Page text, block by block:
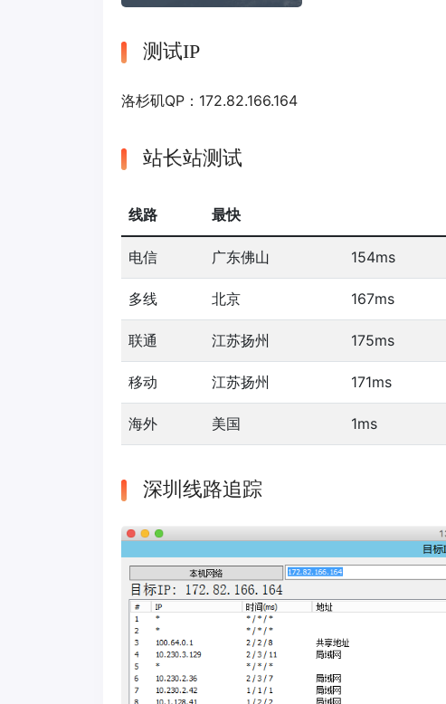
测试IP
洛杉矶QP：172.82.166.164
站长站测试
线路 最快
电信 广东佛山 154ms
多线 北京 167ms
联通 江苏扬州 175ms
移动 江苏扬州 171ms
海外 美国 1ms
深圳线路追踪